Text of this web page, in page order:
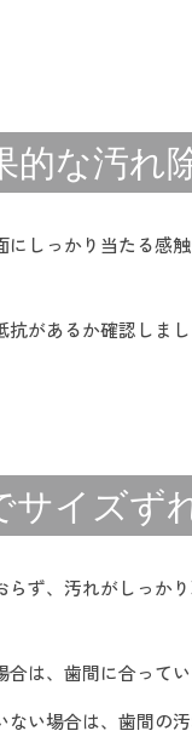
的な汚れ
しっかり当たる感
があるか確認しま
サイズず
ず、汚れがしっか
は、歯間に合って
い場合は、歯間の